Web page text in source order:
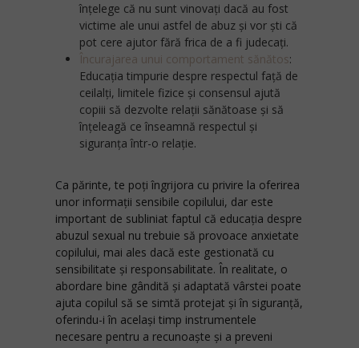
înțelege că nu sunt vinovați dacă au fost
victime ale unui astfel de abuz și vor ști că
pot cere ajutor fără frica de a fi judecați.
Încurajarea unui comportament sănătos:
Educația timpurie despre respectul față de
ceilalți, limitele fizice și consensul ajută
copiii să dezvolte relații sănătoase și să
înțeleagă ce înseamnă respectul și
siguranța într-o relație.
Ca părinte, te poți îngrijora cu privire la oferirea
unor informații sensibile copilului, dar este
important de subliniat faptul că educația despre
abuzul sexual nu trebuie să provoace anxietate
copilului, mai ales dacă este gestionată cu
sensibilitate și responsabilitate. În realitate, o
abordare bine gândită și adaptată vârstei poate
ajuta copilul să se simtă protejat și în siguranță,
oferindu-i în același timp instrumentele
necesare pentru a recunoaște și a preveni